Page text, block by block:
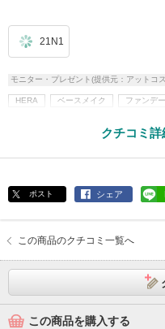
21N1
モニター・プレゼント(提供元：アットコ
HERA ベースメイク ファンデ
クチコミ
ポスト シェア
この商品のクチコミ一覧へ
この商品を購入する